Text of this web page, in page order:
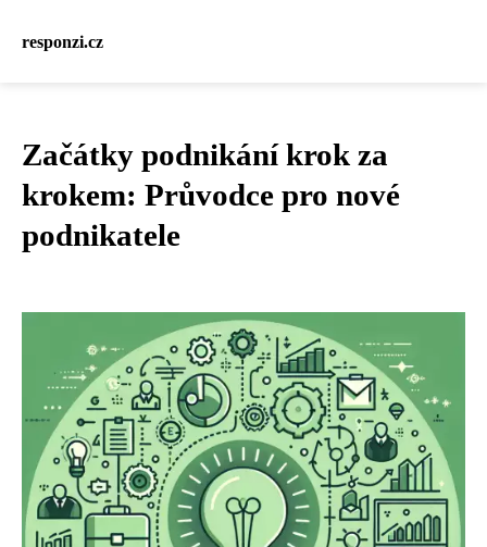
responzi.cz
Začátky podnikání krok za
krokem: Průvodce pro nové
podnikatele